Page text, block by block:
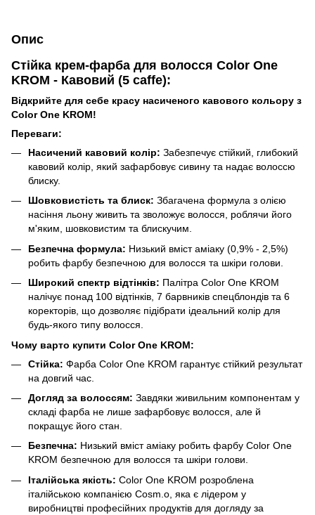
Опис
Стійка крем-фарба для волосся Color One
KROM - Кавовий (5 caffe):
Відкрийте для себе красу насиченого кавового кольору з
Color One KROM!
Переваги:
Насичений кавовий колір: Забезпечує стійкий, глибокий
кавовий колір, який зафарбовує сивину та надає волоссю
блиску.
Шовковистість та блиск: Збагачена формула з олією
насіння льону живить та зволожує волосся, роблячи його
м'яким, шовковистим та блискучим.
Безпечна формула: Низький вміст аміаку (0,9% - 2,5%)
робить фарбу безпечною для волосся та шкіри голови.
Широкий спектр відтінків: Палітра Color One KROM
налічує понад 100 відтінків, 7 барвників спецблондів та 6
коректорів, що дозволяє підібрати ідеальний колір для
будь-якого типу волосся.
Чому варто купити Color One KROM:
Стійка: Фарба Color One KROM гарантує стійкий результат
на довгий час.
Догляд за волоссям: Завдяки живильним компонентам у
складі фарба не лише зафарбовує волосся, але й
покращує його стан.
Безпечна: Низький вміст аміаку робить фарбу Color One
KROM безпечною для волосся та шкіри голови.
Італійська якість: Color One KROM розроблена
італійською компанією Cosm.o, яка є лідером у
виробництві професійних продуктів для догляду за